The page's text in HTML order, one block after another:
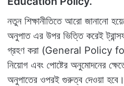
নতুন শিক্ষানীতিতে আরো জানানো
অনুপাত এর উপর ভিত্তি করেই
গ্রহণ করা (General Policy
নিয়োগ এবং পোষ্টের অনুমোদনের
অনুপাতের ওপরই গুরুত্ব দেওয়া